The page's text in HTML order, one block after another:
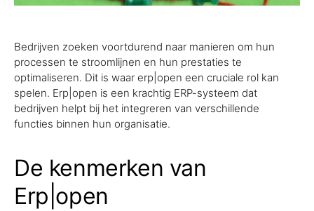
Bedrijven zoeken voortdurend naar manieren om hun
processen te stroomlijnen en hun prestaties te
optimaliseren. Dit is waar erp|open een cruciale rol kan
spelen. Erp|open is een krachtig ERP-systeem dat
bedrijven helpt bij het integreren van verschillende
functies binnen hun organisatie.
De kenmerken van
Erp|open